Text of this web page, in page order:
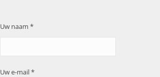
Uw naam *
Uw e-mail *